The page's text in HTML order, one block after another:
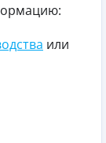
или